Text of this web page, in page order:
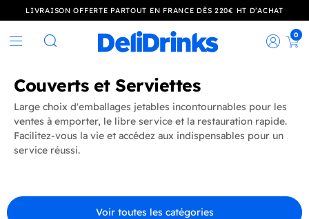
LIVRAISON OFFERTE PARTOUT EN FRANCE DÈS 220€ HT D’ACHAT
Rechercher
0
Couverts et Serviettes
Large choix d'emballages jetables incontournables pour les
ventes à emporter, le libre service et la restauration rapide.
Facilitez-vous la vie et accédez aux indispensables pour un
service réussi.
Voir toutes les catégories